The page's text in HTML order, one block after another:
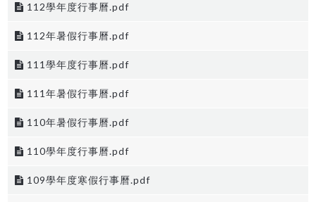
112學年度行事曆.pdf
112年暑假行事曆.pdf
111學年度行事曆.pdf
111年暑假行事曆.pdf
110年暑假行事曆.pdf
110學年度行事曆.pdf
109學年度寒假行事曆.pdf